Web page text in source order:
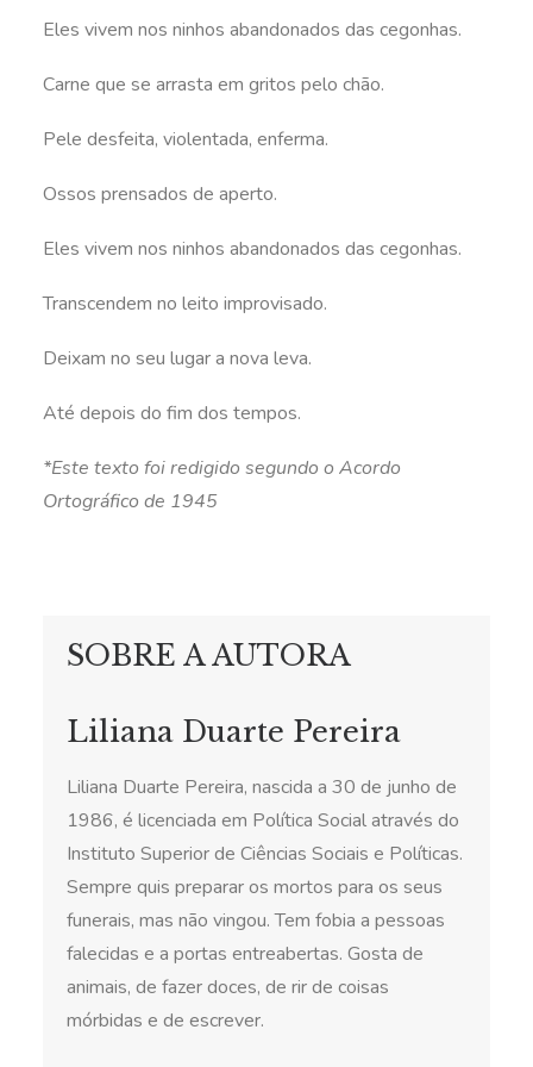
Eles vivem nos ninhos abandonados das cegonhas.
Carne que se arrasta em gritos pelo chão.
Pele desfeita, violentada, enferma.
Ossos prensados de aperto.
Eles vivem nos ninhos abandonados das cegonhas.
Transcendem no leito improvisado.
Deixam no seu lugar a nova leva.
Até depois do fim dos tempos.
*Este texto foi redigido segundo o Acordo
Ortográfico de 1945
SOBRE A AUTORA
Liliana Duarte Pereira
Liliana Duarte Pereira, nascida a 30 de junho de
1986, é licenciada em Política Social através do
Instituto Superior de Ciências Sociais e Políticas.
Sempre quis preparar os mortos para os seus
funerais, mas não vingou. Tem fobia a pessoas
falecidas e a portas entreabertas. Gosta de
animais, de fazer doces, de rir de coisas
mórbidas e de escrever.